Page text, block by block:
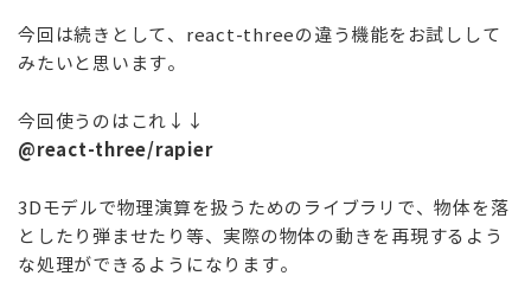
今回は続きとして、 react-threeの違う機能をお試しして
みたいと思います。
今回使うのはこれ↓↓
@react-three/rapier
3Dモデルで物理演算を扱うためのライブラリで、物体を落
としたり弾ませたり等、実際の物体の動きを再現するよう
な処理ができるようになります。